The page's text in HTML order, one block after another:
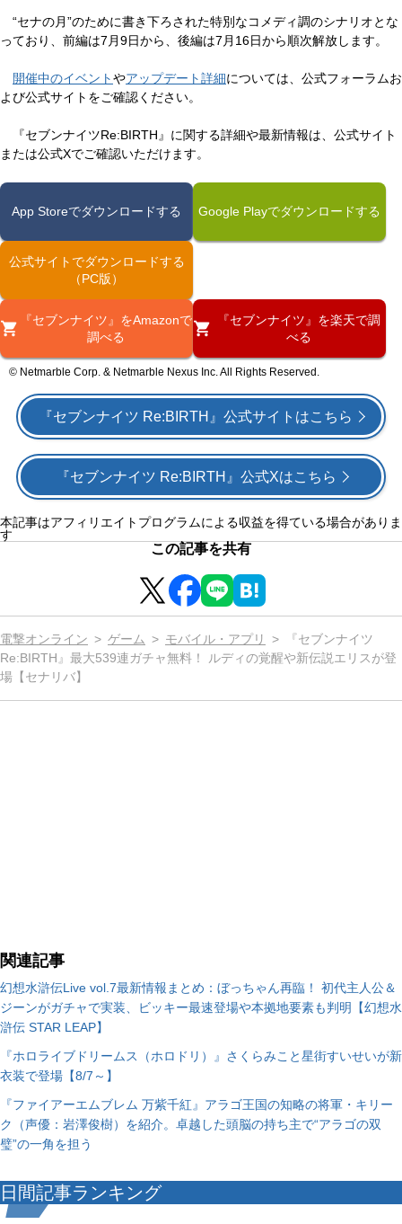
“セナの月”のために書き下ろされた特別なコメディ調のシナリオとな
っており、前編は7月9日から、後編は7月16日から順次解放します。
開催中のイベントやアップデート詳細については、公式フォーラムお
よび公式サイトをご確認ください。
『セブンナイツRe:BIRTH』に関する詳細や最新情報は、公式サイト
または公式Xでご確認いただけます。
App Storeでダウンロードする Google Playでダウンロードする
公式サイトでダウンロードする
（PC版）
『セブンナイツ』をAmazonで
調べる
『セブンナイツ』を楽天で調
べる
© Netmarble Corp. & Netmarble Nexus Inc. All Rights Reserved.
『セブンナイツ Re:BIRTH』公式サイトはこちら
『セブンナイツ Re:BIRTH』公式Xはこちら
本記事はアフィリエイトプログラムによる収益を得ている場合がありま
す
この記事を共有
電撃オンライン ゲーム モバイル・アプリ
『セブンナイツ
Re:BIRTH』最大539連ガチャ無料！ ルディの覚醒や新伝説エリスが登
場【セナリバ】
関連記事
幻想水滸伝Live vol.7最新情報まとめ：ぼっちゃん再臨！ 初代主人公＆
ジーンがガチャで実装、ビッキー最速登場や本拠地要素も判明【幻想水
滸伝 STAR LEAP】
『ホロライブドリームス（ホロドリ）』さくらみこと星街すいせいが新
衣装で登場【8/7～】
『ファイアーエムブレム 万紫千紅』アラゴ王国の知略の将軍・キリー
ク（声優：岩澤俊樹）を紹介。卓越した頭脳の持ち主で“アラゴの双
璧”の一角を担う
日間記事ランキング